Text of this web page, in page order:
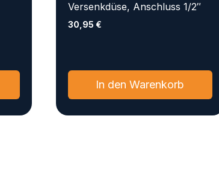
Versenkdüse, Anschluss 1/2″
30,95 €
In den Warenkorb